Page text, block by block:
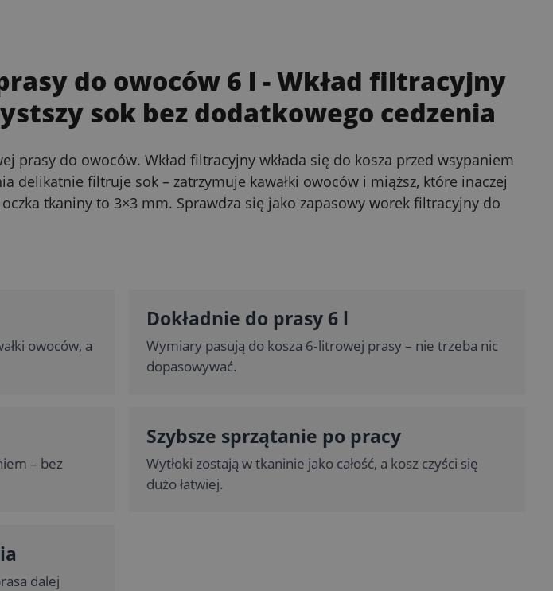
do owoców 6 l - Wkład filtracyjny
sok bez dodatkowego cedzenia
prasy do owoców. Wkład filtracyjny wkłada się do kosza przed wsypaniem
delikatnie filtruje sok – zatrzymuje kawałki owoców i miąższ, które inaczej
tkaniny to 3×3 mm. Sprawdza się jako zapasowy worek filtracyjny do
owoców, a
Dokładnie do prasy 6 l
Wymiary pasują do kosza 6‑litrowej prasy – nie trzeba nic
dopasowywać.
– bez
Szybsze sprzątanie po pracy
Wytłoki zostają w tkaninie jako całość, a kosz czyści się
dużo łatwiej.
dalej